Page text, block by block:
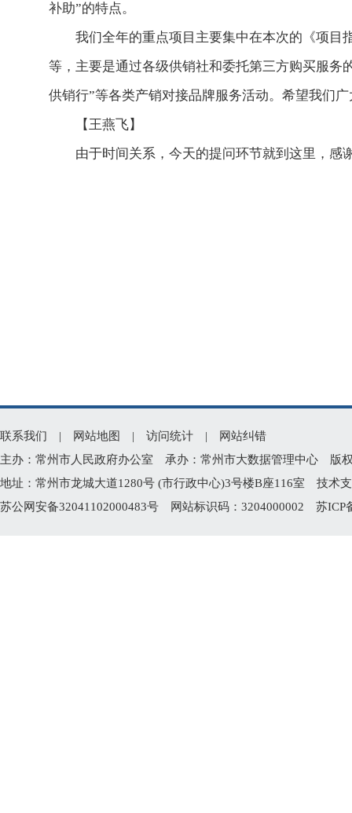
补助”的特点。
我们全年的重点项目主要集中在本次的《项目
等，主要是通过各级供销社和委托第三方购买服务
供销行”等各类产销对接品牌服务活动。希望我们
【王燕飞】
由于时间关系，今天的提问环节就到这里，感
联系我们 | 网站地图 | 访问统计 |
网站纠错
主办：常州市人民政府办公室 承办：常州市大数据管理中心 版
地址：常州市龙城大道1280号 (市行政中心)3号楼B座116室 技术
苏公网安备32041102000483号 网站标识码：3204000002 苏ICP